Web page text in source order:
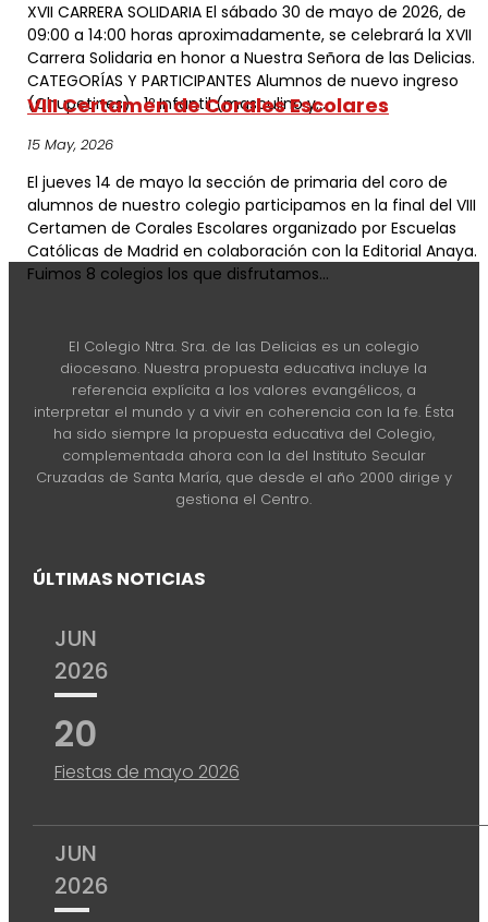
XVII CARRERA SOLIDARIA El sábado 30 de mayo de 2026, de
09:00 a 14:00 horas aproximadamente, se celebrará la XVII
Carrera Solidaria en honor a Nuestra Señora de las Delicias.
CATEGORÍAS Y PARTICIPANTES Alumnos de nuevo ingreso
(Chupetines) 1º Infantil (masculino y...
VIII Certamen de Corales Escolares
15 May, 2026
El jueves 14 de mayo la sección de primaria del coro de
alumnos de nuestro colegio participamos en la final del VIII
Certamen de Corales Escolares organizado por Escuelas
Católicas de Madrid en colaboración con la Editorial Anaya.
Fuimos 8 colegios los que disfrutamos...
El Colegio Ntra. Sra. de las Delicias es un colegio
diocesano. Nuestra propuesta educativa incluye la
referencia explícita a los valores evangélicos, a
interpretar el mundo y a vivir en coherencia con la fe. Ésta
ha sido siempre la propuesta educativa del Colegio,
complementada ahora con la del Instituto Secular
Cruzadas de Santa María, que desde el año 2000 dirige y
gestiona el Centro.
ÚLTIMAS NOTICIAS
JUN
2026
20
Fiestas de mayo 2026
JUN
2026